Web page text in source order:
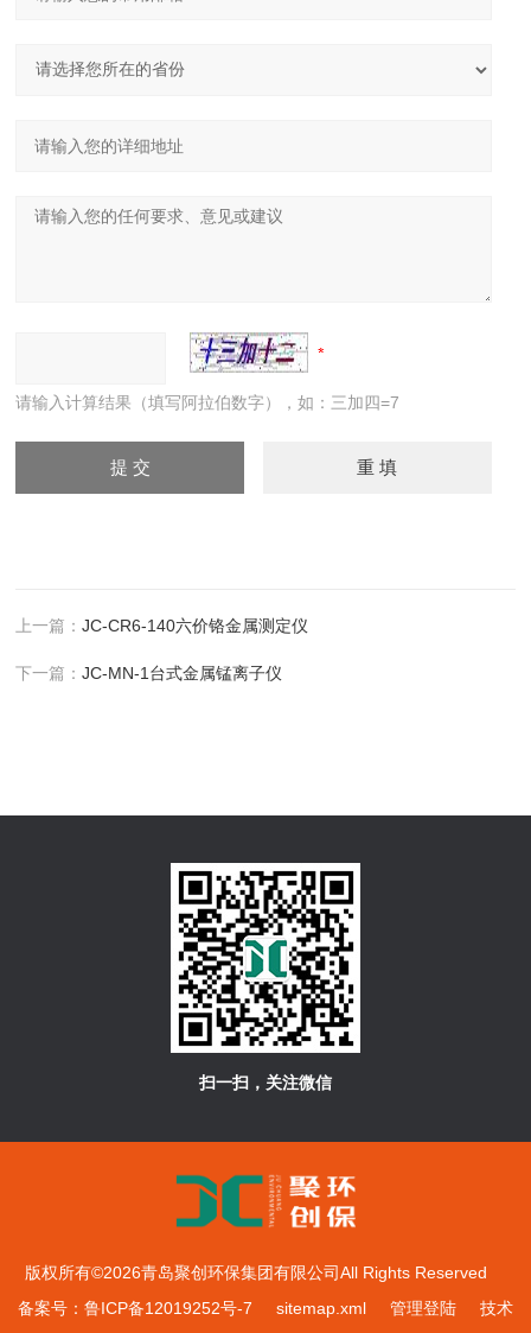
请输入计算结果（填写阿拉伯数字），如：三加四=7
上一篇：JC-CR6-140六价铬金属测定仪
下一篇：JC-MN-1台式金属锰离子仪
扫一扫，关注微信
版权所有©2026青岛聚创环保集团有限公司All Rights Reserved
备案号：鲁ICP备12019252号-7
sitemap.xml 管理登陆技术